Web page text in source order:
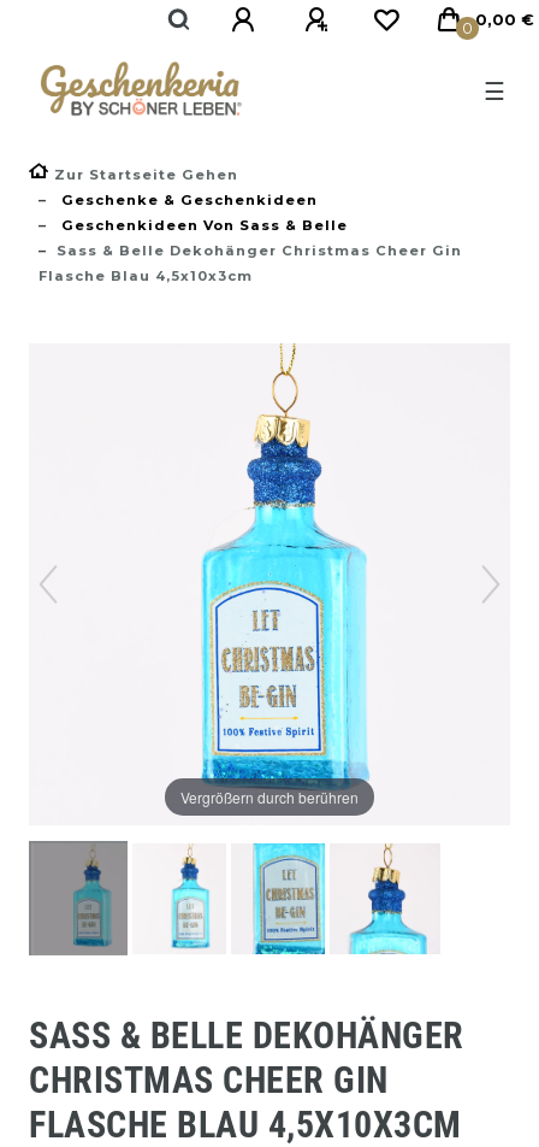
0 0,00 €
☰
Zur Startseite Gehen
Geschenke & Geschenkideen
Geschenkideen Von Sass & Belle
Sass & Belle Dekohänger Christmas Cheer Gin
Flasche Blau 4,5x10x3cm
Vergrößern durch berühren
SASS & BELLE DEKOHÄNGER
CHRISTMAS CHEER GIN
FLASCHE BLAU 4,5X10X3CM